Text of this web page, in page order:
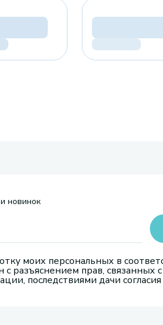
новинок
моих персональных в
с разъяснением прав, связанных
последствиями дачи